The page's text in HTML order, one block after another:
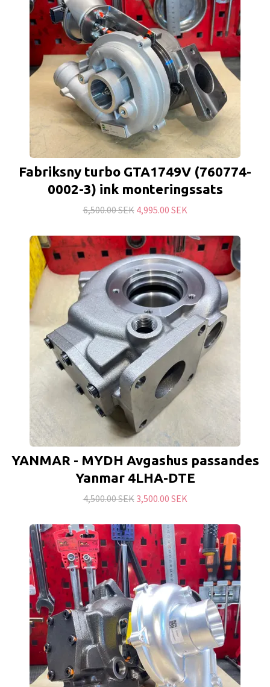
Fabriksny turbo GTA1749V (760774-
0002-3) ink monteringssats
6,500.00 SEK 4,995.00 SEK
YANMAR - MYDH Avgashus passandes
Yanmar 4LHA-DTE
4,500.00 SEK3,500.00 SEK